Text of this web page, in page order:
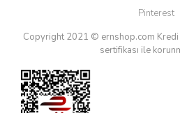
Pinterest
Copyright 2021 © ernshop.com
sertifikası ile